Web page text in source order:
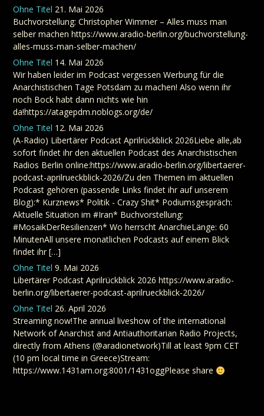
Ohne Titel 21. Mai 2026
Buchvorstellung: Christopher Wimmer – Alles muss man
selber machen https://www.aradio-berlin.org/buchvorstellung-
alles-muss-man-selber-machen/
Ohne Titel 14. Mai 2026
Wir haben leider im Podcast vergessen Werbung für die
Anarchistischen Tage Potsdam zu machen! Also wenn ihr
noch Bock habt dann nichts wie hin
da!https://atagepdm.noblogs.org/de/
Ohne Titel 12. Mai 2026
(A-Radio) Libertärer Podcast Aprilrückblick 2026Liebe alle,ab
sofort findet ihr den aktuellen Podcast des Anarchistischen
Radios Berlin online:https://www.aradio-berlin.org/libertaerer-
podcast-aprilrueckblick-2026/Zu den Themen im aktuellen
Podcast gehören (passende Links findet ihr auf unserem
Blog):* Kurznews* Politik - Crazy Shit* Podiumsgespräch:
Aktuelle Situation im #Iran* Buchvorstellung:
#MosaikDerResilienzen* Wo herrscht AnarchieLänge: 60
MinutenAll unsere monatlichen Podcasts auf einem Blick
findet ihr […]
Ohne Titel 9. Mai 2026
Libertärer Podcast Aprilrückblick 2026 https://www.aradio-
berlin.org/libertaerer-podcast-aprilrueckblick-2026/
Ohne Titel 26. April 2026
Streaming now!The annual liveshow of the international
Network of Anarchist and Antiauthoritarian Radio Projects,
directly from Athens (@aradionetwork)Till at least 9pm CET
(10 pm local time in Greece)Stream:
https://www.1431am.org:8001/1431oggPlease share